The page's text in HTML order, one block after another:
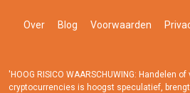
Over Blog Voorwaarden
'HOOG RISICO WAARSCHUWING: Handelen
cryptocurrencies is hoogst speculatief,